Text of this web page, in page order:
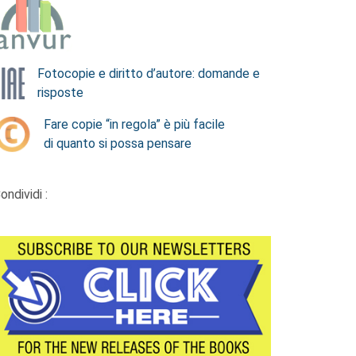
Fotocopie e diritto d’autore: domande e
risposte
Fare copie “in regola” è più facile
di quanto si possa pensare
: